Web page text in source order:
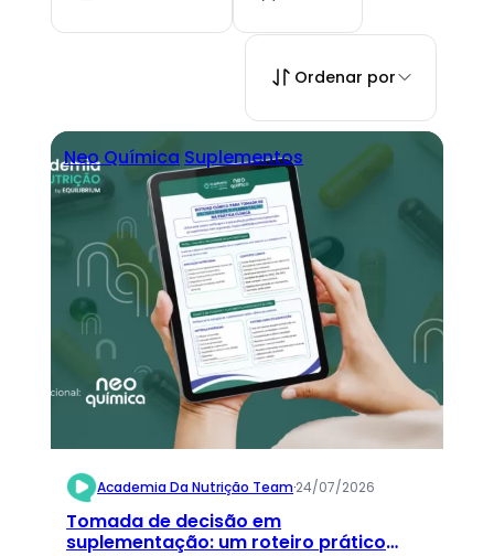
Ordenar por
Neo Química Suplementos
Academia Da Nutrição Team·24/07/2026
Tomada de decisão em
suplementação: um roteiro prático